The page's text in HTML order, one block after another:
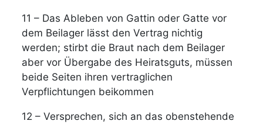
11 – Das Ableben von Gattin oder Gatte vor
dem Beilager lässt den Vertrag nichtig
werden; stirbt die Braut nach dem Beilager
aber vor Übergabe des Heiratsguts, müssen
beide Seiten ihren vertraglichen
Verpflichtungen beikommen
12 – Versprechen, sich an das obenstehende